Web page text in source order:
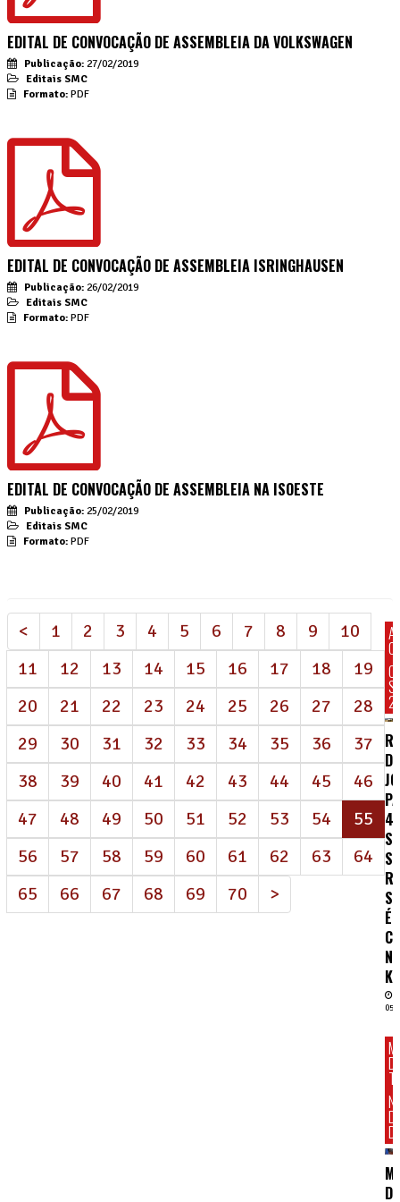
EDITAL DE CONVOCAÇÃO DE ASSEMBLEIA DA VOLKSWAGEN
Publicação: 27/02/2019
Editais SMC
Formato: PDF
EDITAL DE CONVOCAÇÃO DE ASSEMBLEIA ISRINGHAUSEN
Publicação: 26/02/2019
Editais SMC
Formato: PDF
EDITAL DE CONVOCAÇÃO DE ASSEMBLEIA NA ISOESTE
Publicação: 25/02/2019
Editais SMC
Formato: PDF
< 1 2 3 4 5 6 7 8 9
10
11
12 13 14 15 16 17 18
19
20
21 22 23 24 25 26 27
28
29
30 31 32 33 34 35 36
37
38
39 40 41 42 43 44 45
46
47
48 49 50 51 52 53 54 55
56
57 58 59 60 61 62 63
64
65
66 67 68 69 70 >
DE
É
NA
05/
DE